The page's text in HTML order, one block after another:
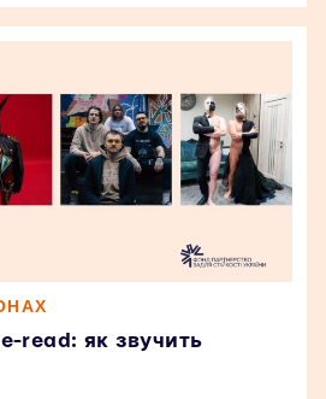
read: як звучить